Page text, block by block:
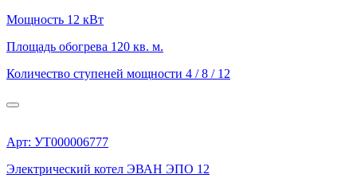
Мощность 12 кВт
Площадь обогрева 120 кв. м.
Количество ступеней мощности 4 / 8 / 12
Арт: УТ000006777
Электрический котел ЭВАН ЭПО 12